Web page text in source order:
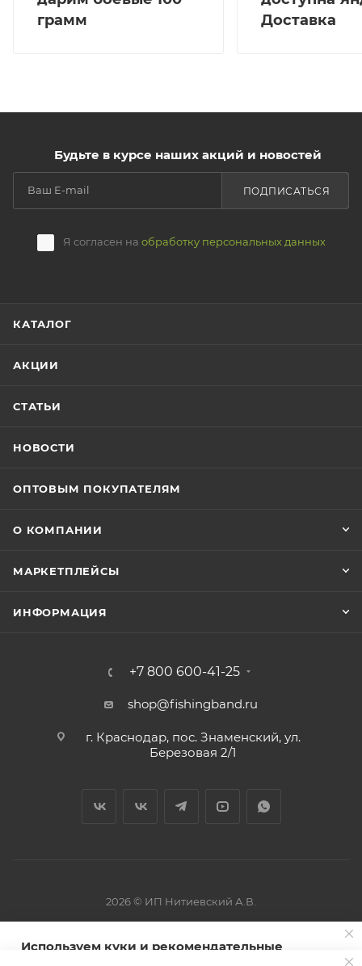
грамм
Доставка
Будьте в курсе наших акций и новостей
Я согласен на обработку персональных данных
ПОДПИСАТЬСЯ
КАТАЛОГ
АКЦИИ
СТАТЬИ
НОВОСТИ
ОПТОВЫМ ПОКУПАТЕЛЯМ
О КОМПАНИИ
МАРКЕТПЛЕЙСЫ
ИНФОРМАЦИЯ
+7 800 600-41-25
shop@fishingband.ru
г. Краснодар, пос. Знаменский, ул.
Березовая 2/1
2026 © ИП Нитиевский А.В.
Оферта
Используем куки и рекомендательные